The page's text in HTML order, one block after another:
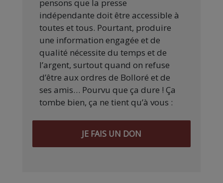
pensons que la presse
indépendante doit être accessible à
toutes et tous. Pourtant, produire
une information engagée et de
qualité nécessite du temps et de
l’argent, surtout quand on refuse
d’être aux ordres de Bolloré et de
ses amis… Pourvu que ça dure ! Ça
tombe bien, ça ne tient qu’à vous :
JE FAIS UN DON